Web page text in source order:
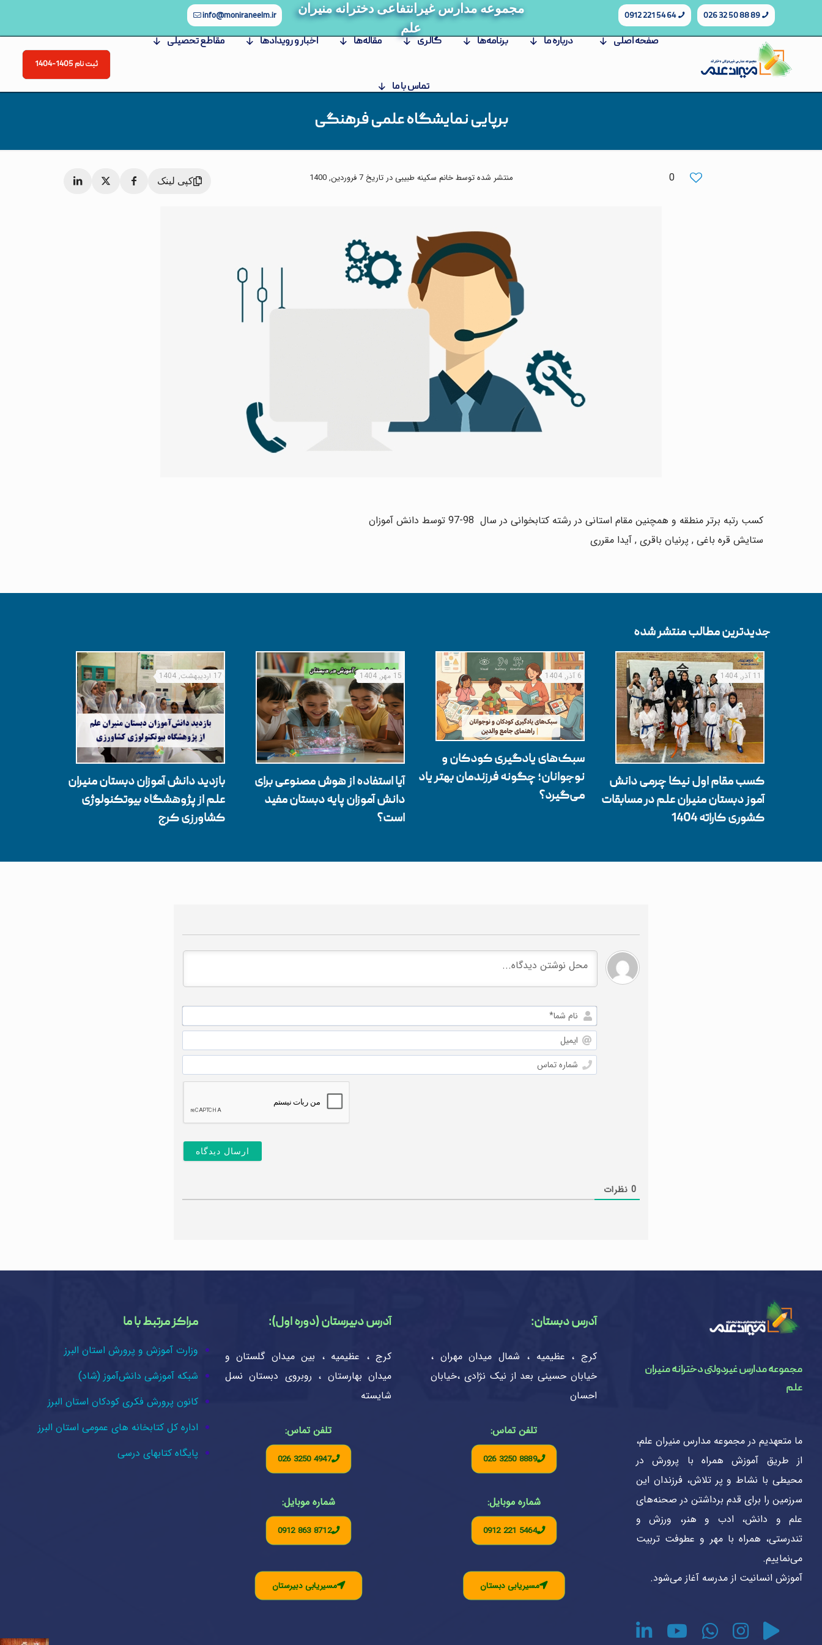
89 88 50 32 026
64 54 221 0912
مجموعه مدارس غیرانتفاعی دخترانه منیران
علم
info@moniraneelm.ir
صفحه اصلی درباره ما برنامه‌ها گالری مقاله‌ها اخبار و رویدادها مقاطع تحصیلی
تماس با ما
ثبت نام 1405-1404
برپایی نمایشگاه علمی فرهنگی
0 منتشر شده توسط خانم سکینه طبیبی در تاریخ 7 فروردین, 1400 کپی لینک
کسب رتبه برتر منطقه و همچنین مقام استانی در رشته کتابخوانی در سال 98-97 توسط دانش آموزان
ستایش قره باغی , پرنیان باقری , آیدا مقرری
جدیدترین مطالب منتشر شده
11 آذر, 1404
کسب مقام اول نیکا چرمی دانش
آموز دبستان منیران علم در مسابقات
کشوری کاراته 1404
6 آذر, 1404
سبک‌های یادگیری کودکان و
نوجوانان؛ چگونه فرزندمان بهتر یاد
می‌گیرد؟
15 مهر, 1404
آیا استفاده از هوش مصنوعی برای
دانش آموزان پایه دبستان مفید
است؟
17 اردیبهشت, 1404
بازدید دانش آموزان دبستان منیران
علم از پژوهشگاه بیوتکنولوژی
کشاورزی کرج
نام
شما*
ایمیل
0نظرات
مجموعه مدارس غیردولتی دخترانه منیران
علم
ما متعهدیم در مجموعه مدارس منیران علم،
از طریق آموزش همراه با پرورش در
محیطی با نشاط و پر تلاش، فرزندان این
سرزمین را برای قدم برداشتن در صحنه‌های
علم و دانش، ادب و هنر، ورزش و
تندرستی، همراه با مهر و عطوفت تربیت
می‌نماییم.
آموزش انسانیت از مدرسه آغاز می‌شود.
آدرس دبستان:
کرج ، عظیمیه ، شمال میدان مهران ،
خیابان حسینی بعد از نیک نژادی ،خیابان
احسان
تلفن تماس:
026 3250 8889
شماره موبایل:
0912 221 5464
مسیریابی دبستان
آدرس دبیرستان (دوره اول):
کرج ، عظیمیه ، بین میدان گلستان و
میدان بهارستان ، روبروی دبستان نسل
شایسته
تلفن تماس:
026 3250 4947
شماره موبایل:
0912 863 8712
مسیریابی دبیرستان
مراکز مرتبط با ما
وزارت آموزش و پرورش استان البرز
شبکه آموزشی دانش‌آموز (شاد)
کانون پرورش فکری کودکان استان البرز
اداره کل کتابخانه های عمومی استان البرز
پایگاه کتابهای درسی